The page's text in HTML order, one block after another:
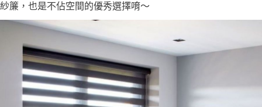
紗簾，也是不佔空間的優秀選擇唷～